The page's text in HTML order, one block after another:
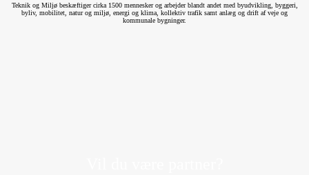
Teknik og Miljø beskæftiger cirka 1500 mennesker og arbejder blandt andet med byudvikling, byggeri,
byliv, mobilitet, natur og miljø, energi og klima, kollektiv trafik samt anlæg og drift af veje og
kommunale bygninger.